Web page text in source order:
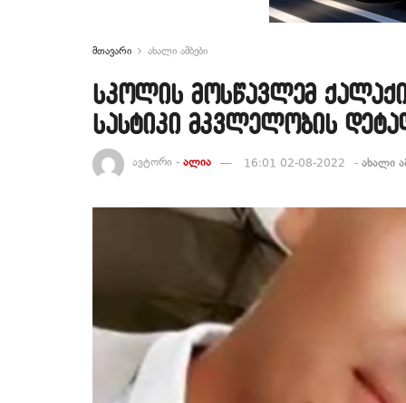
მთავარი ახალი ამბები
სკოლის მოსწავლემ
სასტიკი მკვლელობის
ავტორი - ალია 16:01 02-08-2022 - ახალი